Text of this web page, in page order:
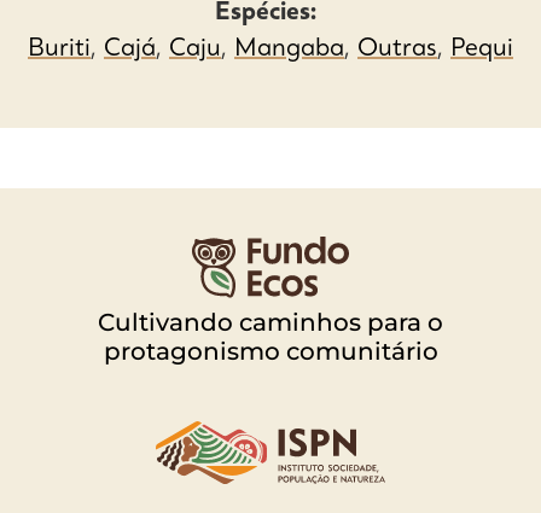
Espécies:
Buriti, Cajá, Caju, Mangaba, Outras, Pequi
Cultivando caminhos para o
protagonismo comunitário